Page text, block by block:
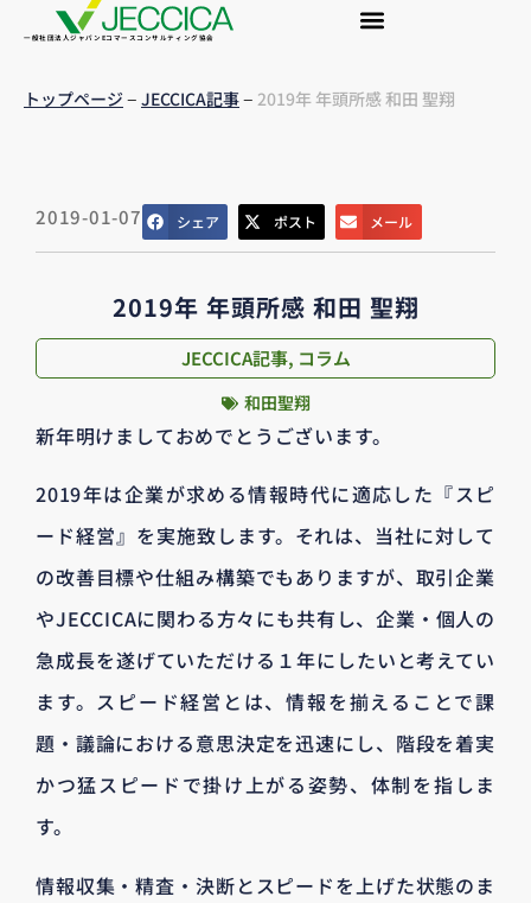
一般社団法人ジャパンEコマースコンサルティング協会
トップページ– JECCICA記事– 2019年 年頭所感 和田 聖翔
2019-01-07 シェア ポスト メール
2019年 年頭所感 和田 聖翔
JECCICA記事, コラム
和田聖翔
新年明けましておめでとうございます。
2019年は企業が求める情報時代に適応した『スピ
ード経営』を実施致します。それは、当社に対して
の改善目標や仕組み構築でもありますが、取引企業
やJECCICAに関わる方々にも共有し、企業・個人の
急成長を遂げていただける１年にしたいと考えてい
ます。スピード経営とは、情報を揃えることで課
題・議論における意思決定を迅速にし、階段を着実
かつ猛スピードで掛け上がる姿勢、体制を指しま
す。
情報収集・精査・決断とスピードを上げた状態のま